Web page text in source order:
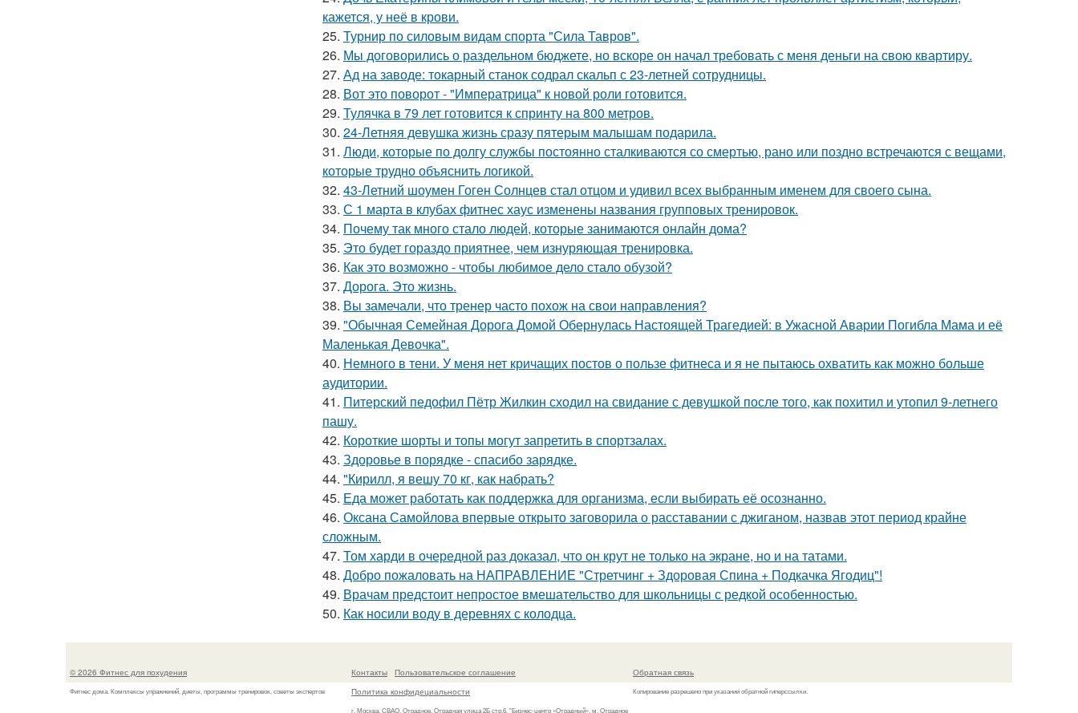
кажется, у неё в крови.
25. Турнир по силовым видам спорта "Сила Тавров".
26. Мы договорились о раздельном бюджете, но вскоре он начал требовать с меня деньги на свою квартиру.
27. Ад на заводе: токарный станок содрал скальп с 23-летней сотрудницы.
28. Вот это поворот - "Императрица" к новой роли готовится.
29. Тулячка в 79 лет готовится к спринту на 800 метров.
30. 24-Летняя девушка жизнь сразу пятерым малышам подарила.
31. Люди, которые по долгу службы постоянно сталкиваются со смертью, рано или поздно встречаются с вещами,
которые трудно объяснить логикой.
32. 43-Летний шоумен Гоген Солнцев стал отцом и удивил всех выбранным именем для своего сына.
33. С 1 марта в клубах фитнес хаус изменены названия групповых тренировок.
34. Почему так много стало людей, которые занимаются онлайн дома?
35. Это будет гораздо приятнее, чем изнуряющая тренировка.
36. Как это возможно - чтобы любимое дело стало обузой?
37. Дорога. Это жизнь.
38. Вы замечали, что тренер часто похож на свои направления?
39. "Обычная Семейная Дорога Домой Обернулась Настоящей Трагедией: в Ужасной Аварии Погибла Мама и её
Маленькая Девочка".
40. Немного в тени. У меня нет кричащих постов о пользе фитнеса и я не пытаюсь охватить как можно больше
аудитории.
41. Питерский педофил Пётр Жилкин сходил на свидание с девушкой после того, как похитил и утопил 9-летнего
пашу.
42. Короткие шорты и топы могут запретить в спортзалах.
43. Здоровье в порядке - спасибо зарядке.
44. "Кирилл, я вешу 70 кг, как набрать?
45. Еда может работать как поддержка для организма, если выбирать её осознанно.
46. Оксана Самойлова впервые открыто заговорила о расставании с джиганом, назвав этот период крайне
сложным.
47. Том харди в очередной раз доказал, что он крут не только на экране, но и на татами.
48. Добро пожаловать на НАПРАВЛЕНИЕ "Стретчинг + Здоровая Спина + Подкачка Ягодиц"!
49. Врачам предстоит непростое вмешательство для школьницы с редкой особенностью.
50. Как носили воду в деревнях с колодца.
© 2026 Фитнес для похудения
Фитнес дома. Комплексы упражнений, диеты, программы тренировок, советы экспертов
Контакты
Пользовательское соглашение
Политика конфидециальности
г. Москва, СВАО, Отрадное, Отрадная улица 2Б стр.6, "Бизнес-центр «Отрадный», м. Отрадное
Обратная связь
Копирование разрешено при указании обратной гиперссылки.